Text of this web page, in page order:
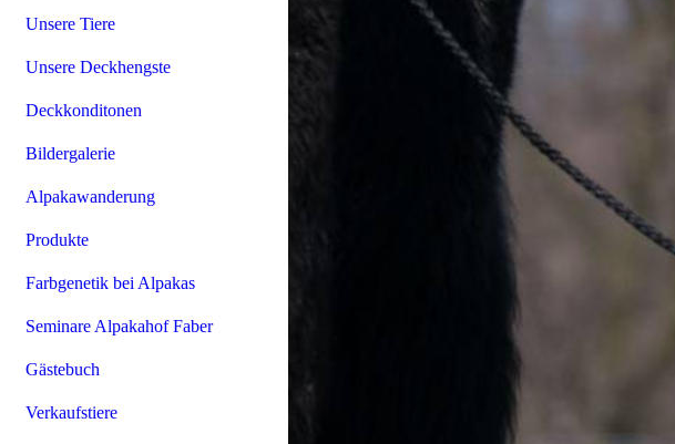
Unsere Tiere
Unsere Deckhengste
Deckkonditonen
Bildergalerie
Alpakawanderung
Produkte
Farbgenetik bei Alpakas
Seminare Alpakahof Faber
Gästebuch
Verkaufstiere